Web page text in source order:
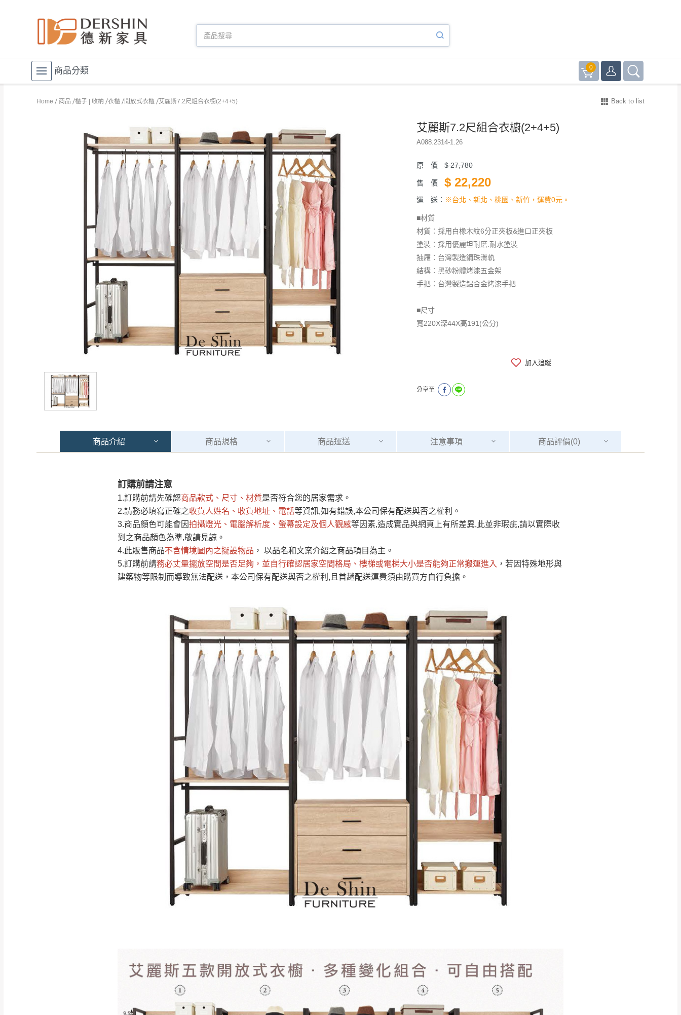
商品分類 0
Home 商品 櫃子 | 收納 衣櫃 開放式衣櫃 艾麗斯7.2尺組合衣櫥(2+4+5) Back to list
艾麗斯7.2尺組合衣櫥(2+4+5)
A088.2314-1.26
原 價 $27,780
售 價 $ 22,220
運 送： ※台北、新北、桃園、新竹，運費0元。
■材質
材質：採用白橡木紋6分正夾板&進口正夾板
塗裝：採用優麗坦耐磨.耐水塗裝
抽屜：台灣製造鋼珠滑軌
結構：黑砂粉體烤漆五金架
手把：台灣製造鋁合金烤漆手把
■尺寸
寬220X深44X高191(公分)
加入追蹤
分享至
商品介紹 商品規格 商品運送 注意事項 商品評價(0)
訂購前請注意
1.訂購前請先確認商品款式、尺寸、材質是否符合您的居家需求。
2.請務必填寫正確之收貨人姓名、收貨地址、電話等資訊,如有錯誤,本公司保有配送與否之權利。
3.商品顏色可能會因拍攝燈光、電腦解析度、螢幕設定及個人觀感等因素,造成實品與網頁上有所差異,此並非瑕疵,請以實際收
到之商品顏色為準,敬請見諒。
4.此販售商品不含情境圖內之擺設物品 ， 以品名和文案介紹之商品項目為主。
5.訂購前請務必丈量擺放空間是否足夠 ，並自行確認居家空間格局、 樓梯或電梯大小是否能夠正常搬運進入 ，若因特殊地形與
建築物等限制而導致無法配送，本公司保有配送與否之權利,且首趟配送運費須由購買方自行負擔。
運 費 說 明
運送地區
桃園
免 運 費
＊A108產品另收運費
新竹
鄉、寶山鄉山區、新埔山區、芎林山區、
關西 玉山里
台北 無
新北
雙溪、貢寮、烏來、平溪、九份、石
門、林口 下福里、新店山區、三峽山區、
石碇、坪林、福隆、淡水山區、北投湖山
路、深坑山區
基隆
$ 9,000以上：免運費
$ 9,000以下：NT$500元
＊A108產品另收運費
基隆山區
$ 9,000以上：免運費
＊A108產品另收運費
卓蘭鎮、三灣、通霄山區、西湖、泰安
鄉、大湖鄉、頭屋、獅潭鄉
配送天數：5~14天
到貨時間：指定送貨日當天以電話聯絡確認
｜周（一）配送部門固定公休無送貨｜
台北市、新北市地區固定每周(三)、(日)兩天收送貨
注意事項：
由於品項繁多，網頁無法及時更新，如有需要購買商品，請於出發前來電或到「官方Line客服」來信確
認商品是否有「現貨」與 「金額」。
若商品價格或庫存有異常，商家有權取消訂單。
接單後二日內(不含例假日)，我們客服會與您電話聯絡或E-Mail通知確認訂單。
（線上客服 LINE → @dershin）
下單前先詢問是否現貨，若未詢問下單後無現貨我們客服會再來電或E-Mail與您聯絡
運送範圍：限定北至基隆，南至苗栗，偏遠地區恕無法提供運送 (詳見運送規章)。
配送範圍：
苗栗至基隆；其它地區暫不開放，如因特殊地型限制(山區、鄉、鎮、村)、樓梯太小、無法搬運上樓等因
素，導致無法配送， 本公司保有出貨的權利。
保護物流人員的工作安全，賣家無提供吊掛服務，若需以吊車或其他的吊掛方式吊運，費用將由買方自
行支付。
因大型傢俱有組裝、配送的問題，並非一般快速到貨商品，無法指定特定時間送達，司機當天到貨前皆
會再與您通知，讓你不用整天在家等貨，以節省您的寶貴時間。
由於百貨公司配送較為不易，故暫無法配送至百貨公司內部。
發票寄送：
若您選擇三聯式或索取兩聯式發票，發票將於商品完成出貨15個工作天另行寄出，另外約加上2~7個工作天內
送達，如遇國定假日將順延寄送。
退換貨說明：
若收到不良品，請於到貨日起七日內通知本公司客服人員，我們將為您更換新品，運費皆由本站負責，
所有退回及換貨之商品必須是全新狀態且完整包裝，床墊、床包、枕頭類產品需為未拆封狀態(請保持商
品、附件、包裝、廠商紙及所有附隨文件或資料之完整性)，若未依照上述方式處理，恕無法接受退貨。
由於透過電腦螢幕選購商品，可能會因個人電腦螢幕的設定色差或解析度等因素， 與實際商品的顏色、
質感稍有不同，如因此而需退換貨，
需自付來回運費及人資成本 ，請您訂購前詳加確認。(包含商品尺寸
是否合適)。
台北市、新北市地區固定每周(三)、(日)兩天收送貨，敬請見諒！
為因素導致商品損壞、零件短缺，則維修、搬運費用，需由消費者自行吸收(另事先與消費者報價，消費
者同意將會進行維修)。
(0)筆 全部 依評論高至低排列 依評論低至高排列 只顯示附上圖片